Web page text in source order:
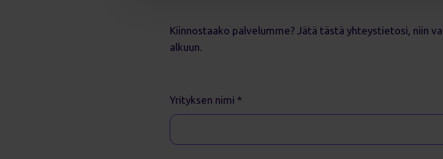
Kiinnostaako palvelumme? Jätä tästä yhteystietosi, niin
alkuun.
Yrityksen nimi *